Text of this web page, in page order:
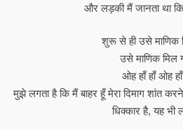
और लड़की मैं जानता था
शुरू से ही उसे माणिक
उसे माणिक मिल
ओह हाँ हाँ ओह हाँ
मुझे लगता है कि मैं बाहर हूँ मेरा दिमाग शांत
धिक्कार है, यह भी